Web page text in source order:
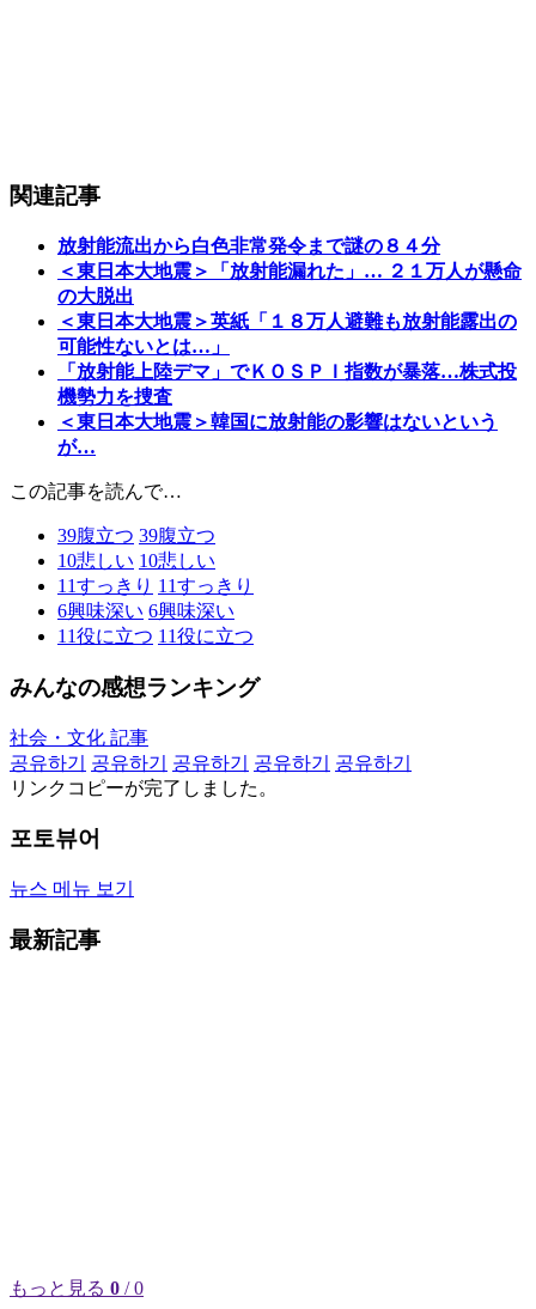
関連記事
放射能流出から白色非常発令まで謎の８４分
＜東日本大地震＞「放射能漏れた」… ２１万人が懸命
の大脱出
＜東日本大地震＞英紙「１８万人避難も放射能露出の
可能性ないとは…」
「放射能上陸デマ」でＫＯＳＰＩ指数が暴落…株式投
機勢力を捜査
＜東日本大地震＞韓国に放射能の影響はないという
が…
この記事を読んで…
39腹立つ 39腹立つ
10悲しい 10悲しい
11すっきり 11すっきり
6興味深い 6興味深い
11役に立つ 11役に立つ
みんなの感想ランキング
社会・文化 記事
공유하기
공유하기 공유하기 공유하기
공유하기
リンクコピーが完了しました。
포토뷰어
뉴스 메뉴 보기
最新記事
もっと見る 0 / 0